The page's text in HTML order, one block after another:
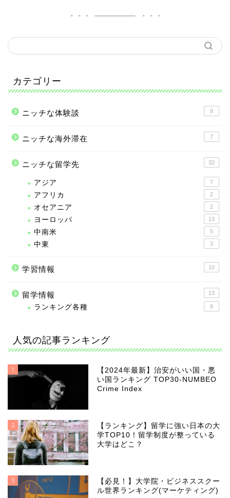
カテゴリー
ニッチな体験談 9
ニッチな海外滞在 7
ニッチな留学先 32
アジア 7
アフリカ 2
オセアニア 2
ヨーロッパ 13
中南米 5
中東 3
学習情報 10
留学情報 13
ランキング各種 8
人気の記事ランキング
1
【2024年最新】治安がいい国・悪
い国ランキング TOP30-NUMBEO
Crime Index
2
【ランキング】留学に強い日本の大
学TOP10！留学制度が整っている
大学はどこ？
3
【必見！】大学院・ビジネススクー
ル世界ランキング(マーケティング)